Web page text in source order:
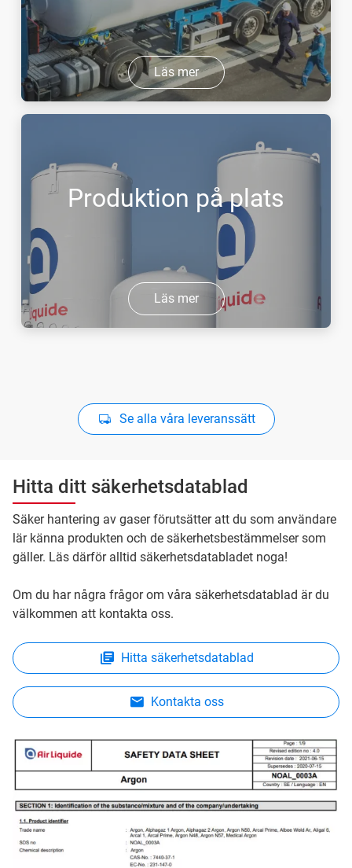
Läs mer
Produktion på plats
Läs mer
Se alla våra leveranssätt
Hitta ditt säkerhetsdatablad
Säker hantering av gaser förutsätter att du som användare
lär känna produkten och de säkerhetsbestämmelser som
gäller. Läs därför alltid säkerhetsdatabladet noga!
Om du har några frågor om våra säkerhetsdatablad är du
välkommen att kontakta oss.
Hitta säkerhetsdatablad
Kontakta oss